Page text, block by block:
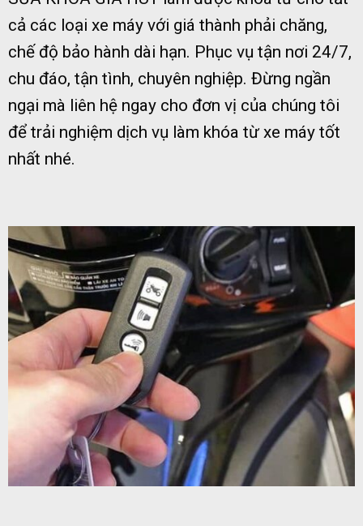
cả các loại xe máy với giá thành phải chăng,
chế độ bảo hành dài hạn. Phục vụ tận nơi 24/7,
chu đáo, tận tình, chuyên nghiệp. Đừng ngần
ngại mà liên hệ ngay cho đơn vị của chúng tôi
để trải nghiệm dịch vụ làm khóa từ xe máy tốt
nhất nhé.